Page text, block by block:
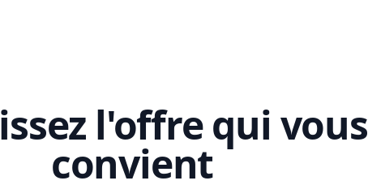
l'offre qui vous
convient